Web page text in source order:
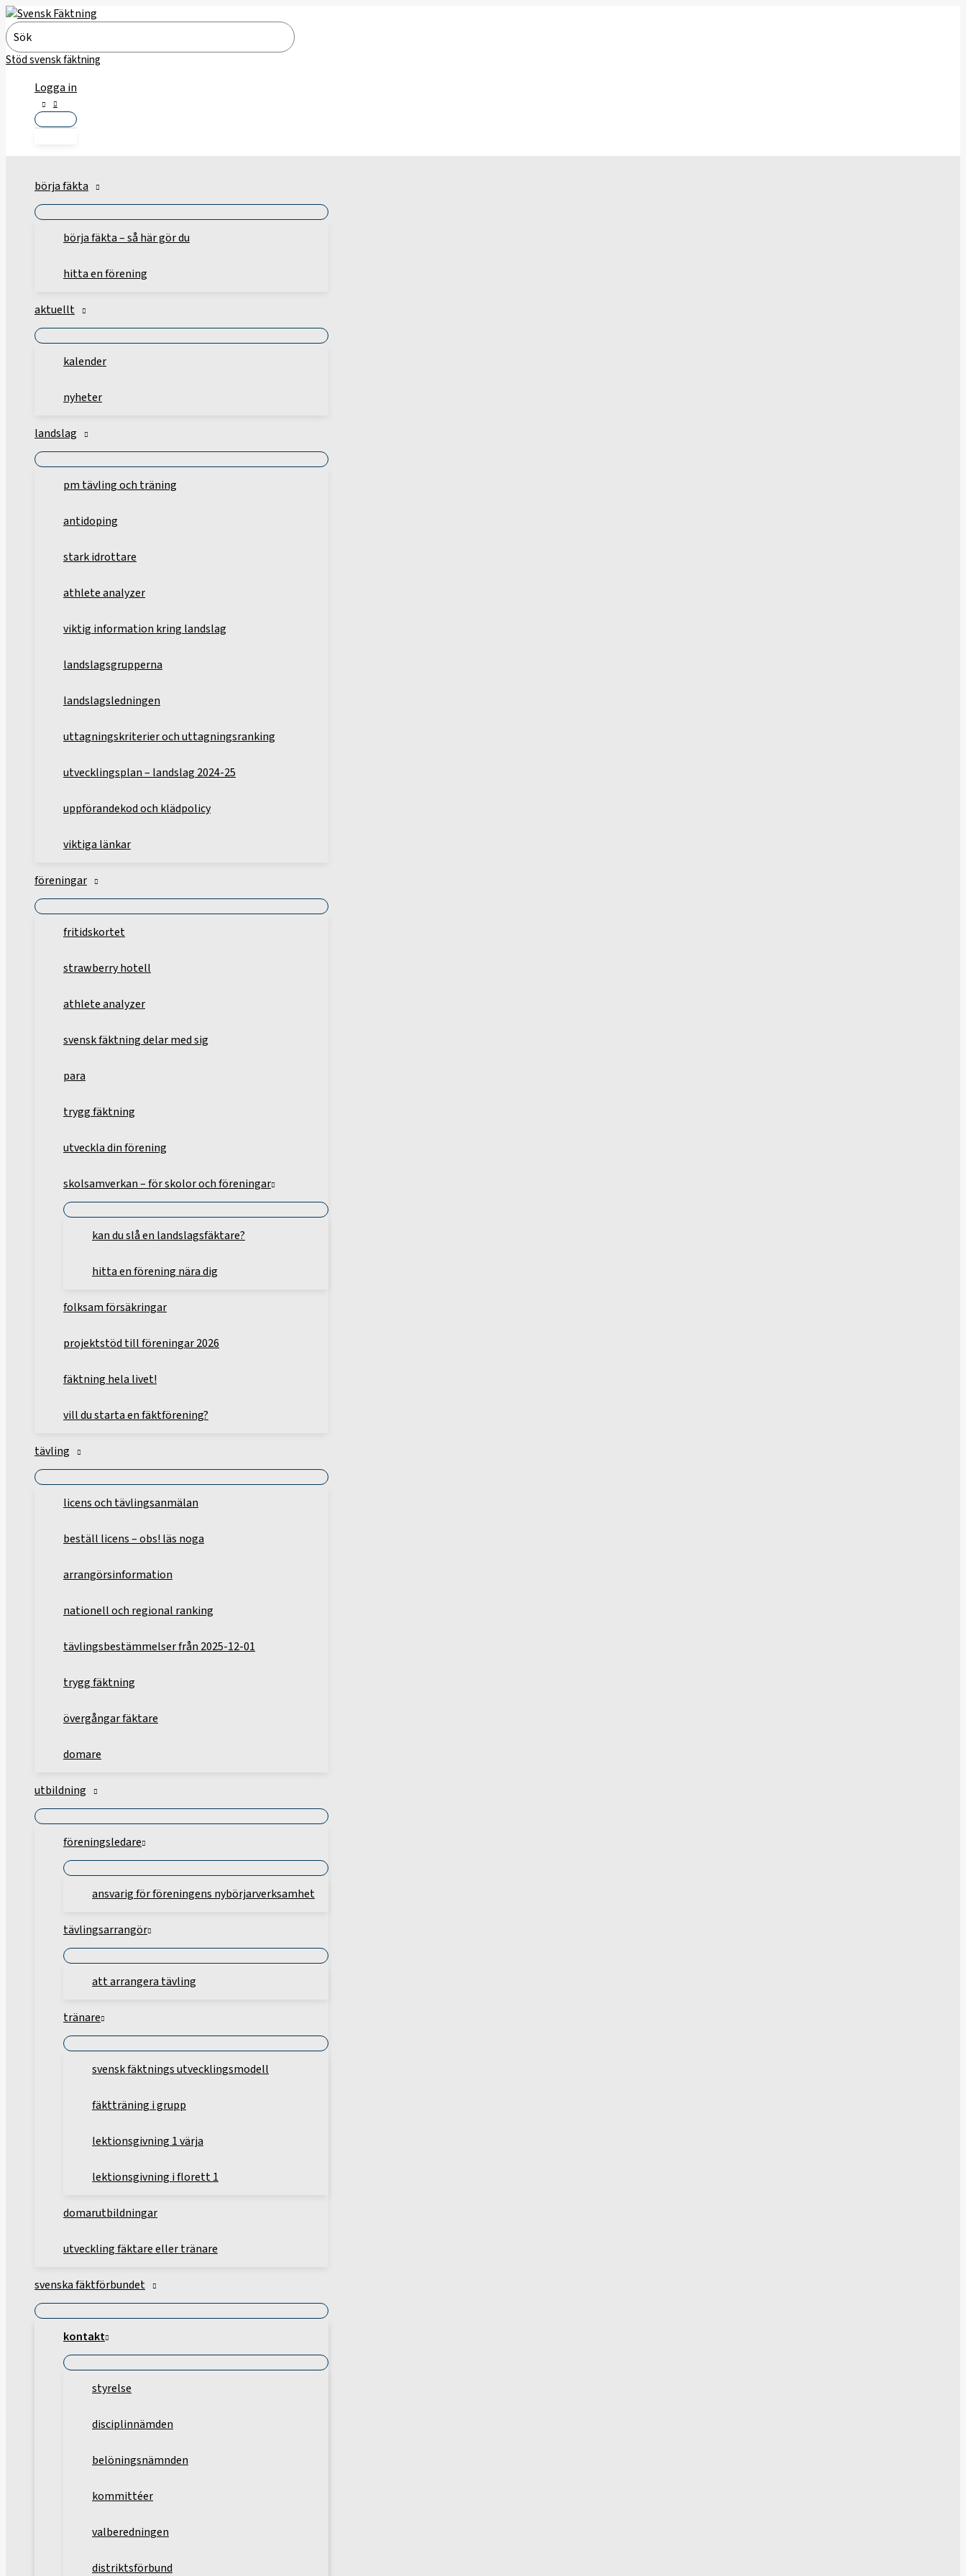
Hoppa
till
innehåll
Search
for:
Stöd svensk fäktning
Logga in
börja fäkta
börja fäkta – så här gör du
hitta en förening
aktuellt
kalender
nyheter
landslag
pm tävling och träning
antidoping
stark idrottare
athlete analyzer
viktig information kring landslag
landslagsgrupperna
landslagsledningen
uttagningskriterier och uttagningsranking
utvecklingsplan – landslag 2024-25
uppförandekod och klädpolicy
viktiga länkar
föreningar
fritidskortet
strawberry hotell
athlete analyzer
svensk fäktning delar med sig
para
trygg fäktning
utveckla din förening
skolsamverkan – för skolor och föreningar
kan du slå en landslagsfäktare?
hitta en förening nära dig
folksam försäkringar
projektstöd till föreningar 2026
fäktning hela livet!
vill du starta en fäktförening?
tävling
licens och tävlingsanmälan
beställ licens – obs! läs noga
arrangörsinformation
nationell och regional ranking
tävlingsbestämmelser från 2025-12-01
trygg fäktning
övergångar fäktare
domare
utbildning
föreningsledare
ansvarig för föreningens nybörjarverksamhet
tävlingsarrangör
att arrangera tävling
tränare
svensk fäktnings utvecklingsmodell
fäktträning i grupp
lektionsgivning 1 värja
lektionsgivning i florett 1
domarutbildningar
utveckling fäktare eller tränare
svenska fäktförbundet
kontakt
styrelse
disciplinnämden
belöningsnämnden
kommittéer
valberedningen
distriktsförbund